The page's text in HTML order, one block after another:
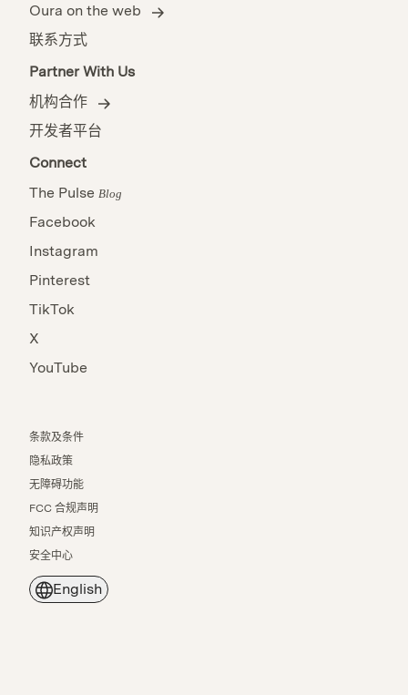
Oura on the web
联系方式
Partner With Us
机构合作
开发者平台
Connect
The Pulse Blog
Facebook
Instagram
Pinterest
TikTok
X
YouTube
条款及条件
隐私政策
无障碍功能
FCC 合规声明
知识产权声明
安全中心
English